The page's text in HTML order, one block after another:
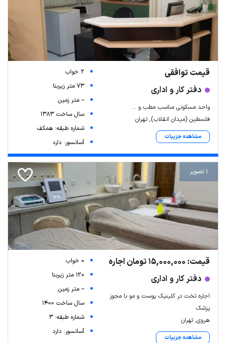
قیمت توافقی
دفتر کار و اداری
واحد مسکونی مناسب مطب و ...
فلسطین (میدان انقلاب), تهران
مشاهده جزییات
2 خواب
73 متر زیربنا
-- متر زمین
سال ساخت 1383
شماره طبقه: همکف
آسانسور: دارد
1 تصویر
قیمت: 15,000,000 تومان اجاره
دفتر کار و اداری
اجاره تخت در کلینیک پوست و مو با مجوز
پزشک
هروی, تهران
مشاهده جزییات
0 خواب
120 متر زیربنا
-- متر زمین
سال ساخت 1400
شماره طبقه: 3
آسانسور: دارد